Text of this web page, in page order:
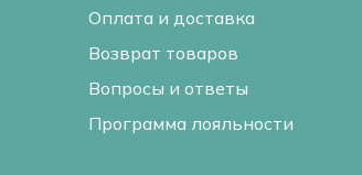
Оплата и доставка
Возврат товаров
Вопросы и ответы
Программа лояльности